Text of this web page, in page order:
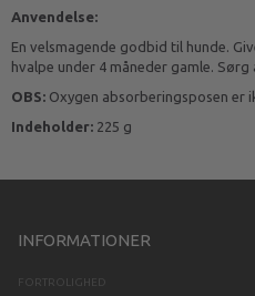
Anvendelse:
En velsmagende godbid til hunde.
hvalpe under 4 måneder gamle.
OBS: Oxygen absorberingsposen er
Indeholder: 225 g
INFORMATIONER
FORTROLIGHED